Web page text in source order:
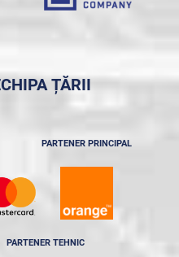
ȚĂRII
PARTENER PRINCIPAL
PARTENER TEHNIC